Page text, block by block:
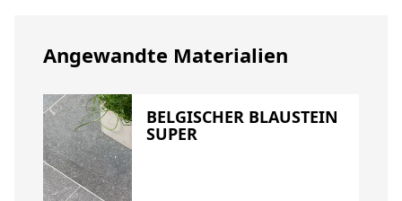
Angewandte Materialien
BELGISCHER BLAUSTEIN
SUPER